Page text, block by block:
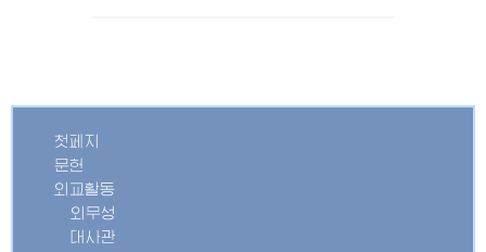
첫페지
문헌
외교활동
외무성
대사관